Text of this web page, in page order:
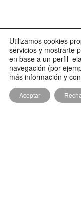
Utilizamos cookies
servicios y mostrarte
en base a un perfil
navegación (por
más información y
Aceptar